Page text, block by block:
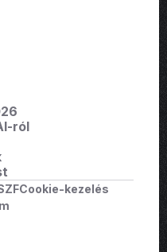
ról
Cookie-kezelés